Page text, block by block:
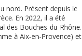
nord. Présent depuis le
En 2022, il a été
des Bouches-du-Rhône.
à Aix-en-Provence) et